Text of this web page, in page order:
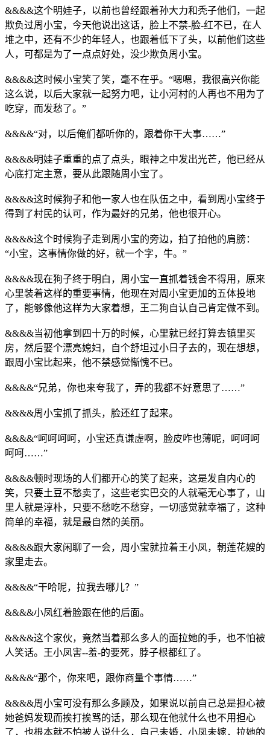
&&&&这个明娃子，以前也曾经跟着孙大力和秃子他们，一起
欺负过周小宝，今天他说出这话，脸上不禁-脸-红不已，在人
堆之中，还有不少的年轻人，也跟着低下了头，以前他们这些
人，可都是为了一点点好处，没少欺负周小宝。
&&&&这时候小宝笑了笑，毫不在乎。“嗯嗯，我很高兴你能
这么说，以后大家就一起努力吧，让小河村的人再也不用为了
吃穿，而发愁了。”
&&&&“对，以后俺们都听你的，跟着你干大事……”
&&&&明娃子重重的点了点头，眼神之中发出光芒，他已经从
心底打定主意，要从此跟随周小宝了。
&&&&这时候狗子和他一家人也在队伍之中，看到周小宝终于
得到了村民的认可，作为最好的兄弟，他也很开心。
&&&&这个时候狗子走到周小宝的旁边，拍了拍他的肩膀：
“小宝，这事情你做的好，就一个字，牛。”
&&&&现在狗子终于明白，周小宝一直抓着钱舍不得用，原来
心里装着这样的重要事情，他现在对周小宝更加的五体投地
了，能够像他这样为大家着想，王二狗自认自己肯定做不到。
&&&&当初他拿到四十万的时候，心里就已经打算去镇里买
房，然后娶个漂亮媳妇，自个舒坦过小日子去的，现在想想，
跟周小宝比起来，他不禁感觉惭愧不已。
&&&&“兄弟，你也来夸我了，弄的我都不好意思了……”
&&&&周小宝抓了抓头，脸还红了起来。
&&&&“呵呵呵呵，小宝还真谦虚啊，脸皮咋也薄呢，呵呵呵
呵呵……”
&&&&顿时现场的人们都开心的笑了起来，这是发自内心的
笑，只要土豆不愁卖了，这些老实巴交的人就毫无心事了，山
里人就是淳朴，只要不愁吃不愁穿，一切感觉就幸福了，这种
简单的幸福，就是最自然的美丽。
&&&&跟大家闲聊了一会，周小宝就拉着王小凤，朝莲花嫂的
家里走去。
&&&&“干哈呢，拉我去哪儿？”
&&&&小凤红着脸跟在他的后面。
&&&&这个家伙，竟然当着那么多人的面拉她的手，也不怕被
人笑话。王小凤害--羞-的要死，脖子根都红了。
&&&&“那个，你来吧，跟你商量个事情……”
&&&&周小宝可没有那么多顾及，如果说以前自己总是担心被
她爸妈发现而挨打挨骂的话，那么现在他就什么也不用担心
了，也根本就不怕被人说什么，自己未婚，小凤未嫁，拉她的